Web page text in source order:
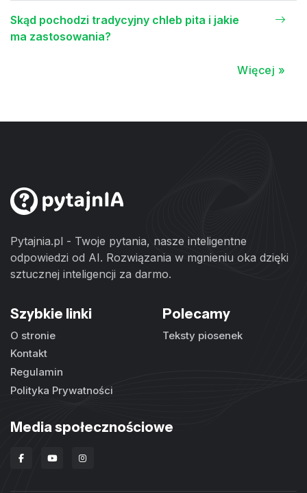
Skąd pochodzi tradycyjny chleb pita i jakie
ma zastosowania?
Więcej »
Pytajnia.pl - Twoje pytania, nasze inteligentne
odpowiedzi od AI. Rozwiązania w mgnieniu oka dzięki
sztucznej inteligencji za darmo.
Szybkie linki
O stronie
Kontakt
Regulamin
Polityka Prywatności
Polecamy
Teksty piosenek
Media społecznościowe